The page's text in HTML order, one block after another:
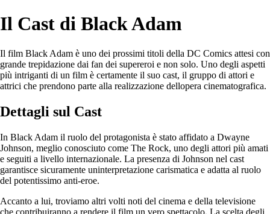
Il Cast di Black Adam
Il film Black Adam è uno dei prossimi titoli della DC Comics attesi con
grande trepidazione dai fan dei supereroi e non solo. Uno degli aspetti
più intriganti di un film è certamente il suo cast, il gruppo di attori e
attrici che prendono parte alla realizzazione dellopera cinematografica.
Dettagli sul Cast
In Black Adam il ruolo del protagonista è stato affidato a Dwayne
Johnson, meglio conosciuto come The Rock, uno degli attori più amati
e seguiti a livello internazionale. La presenza di Johnson nel cast
garantisce sicuramente uninterpretazione carismatica e adatta al ruolo
del potentissimo anti-eroe.
Accanto a lui, troviamo altri volti noti del cinema e della televisione
che contribuiranno a rendere il film un vero spettacolo. La scelta degli